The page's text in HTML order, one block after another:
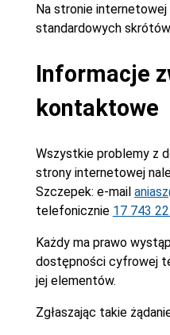
Na stronie
standardowych
Informacje
kontaktowe
Wszystkie problemy z
strony internetowej
Szczepek: e-mail
telefonicznie 17 743
Każdy ma prawo
dostępności cyfrowej
jej elementów.
Zgłaszając takie